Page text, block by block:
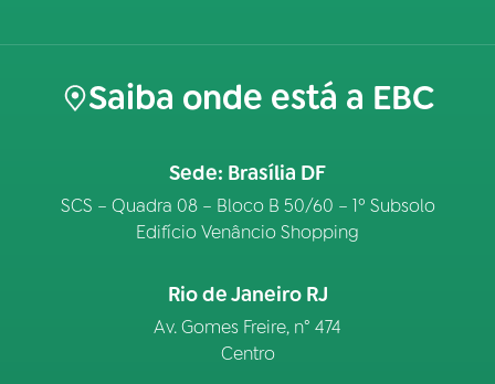
Saiba onde está a EBC
Sede: Brasília DF
SCS – Quadra 08 – Bloco B 50/60 – 1º Subsolo
Edifício Venâncio Shopping
Rio de Janeiro RJ
Av. Gomes Freire, n° 474
Centro